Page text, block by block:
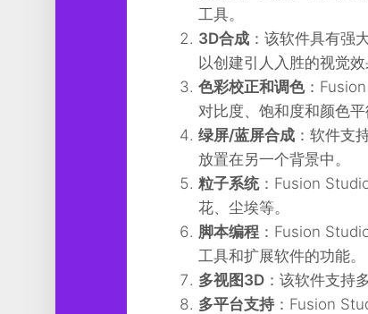
体
软
件
娱
乐
工具。
3D合成 ：该软件具有强
以创建引人入胜的视觉效
色彩校正和调色：
对比度、饱和度和颜色
绿屏/蓝屏合成 ：软件支
放置在另一个背景中。
粒子系统：Fusion
花、尘埃等。
脚本编程 ：Fusion
工具和扩展软件的功能。
多视图3D ：该软件支持
多平台支持：Fusion